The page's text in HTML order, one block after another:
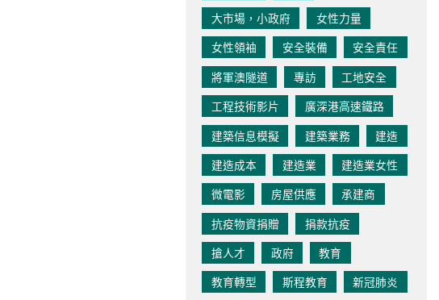
大市場，小政府
女性力量
女性領袖
安全裝備
安全責任
將軍澳隧道
專訪
工地安全
工程技術影片
廣深港高速鐵路
建築信息模擬
建築業務
建造
建造成本
建造業
建造業女性
微電影
房屋供應
承建商
抗疫物資捐贈
捐款抗疫
搶人才
政府
教育
教育轉型
斯程教育
新冠肺炎